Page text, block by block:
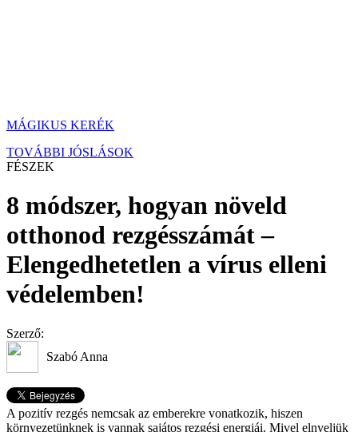
MÁGIKUS KERÉK
TOVÁBBI JÓSLÁSOK
FÉSZEK
8 módszer, hogyan növeld
otthonod rezgésszámát –
Elengedhetetlen a vírus elleni
védelemben!
Szerző:
Szabó Anna
A pozitív rezgés nemcsak az emberekre vonatkozik, hiszen
környezetünknek is vannak sajátos rezgési energiái. Mivel elnyeljük